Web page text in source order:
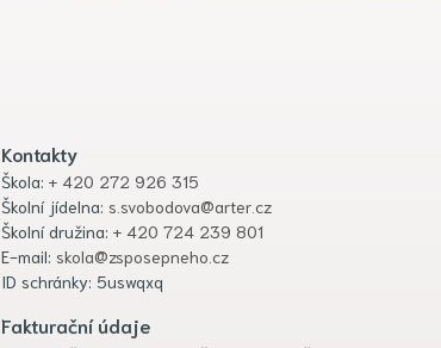
Kontakty
Škola: + 420 272 926 315
Školní jídelna: s.svobodova@arter.cz
Školní družina: + 420 724 239 801
E-mail: skola@zsposepneho.cz
ID schránky: 5uswqxq
Fakturační údaje